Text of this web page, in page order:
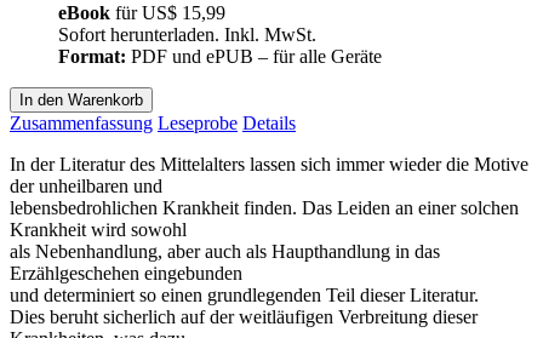
eBook fürUS$ 15,99
Sofort herunterladen. Inkl. MwSt.
Format: PDF und ePUB – für alle Geräte
In den Warenkorb
Zusammenfassung Leseprobe Details
In der Literatur des Mittelalters lassen sich immer wieder die Motive
der unheilbaren und
lebensbedrohlichen Krankheit finden. Das Leiden an einer solchen
Krankheit wird sowohl
als Nebenhandlung, aber auch als Haupthandlung in das
Erzählgeschehen eingebunden
und determiniert so einen grundlegenden Teil dieser Literatur.
Dies beruht sicherlich auf der weitläufigen Verbreitung dieser